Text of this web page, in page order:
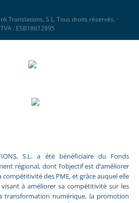
Translations, S.L. Tous droits réservés. ·
TVA : ESB18612895
S.L. a été bénéficiaire du Fonds
régional, dont l’objectif est d’améliorer
compétitivité des PME, et grâce auquel elle
à améliorer sa compétitivité sur les
transformation numérique, la promotion